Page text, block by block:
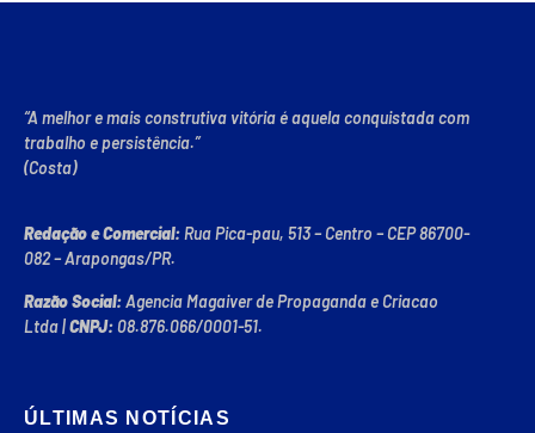
“A melhor e mais construtiva vitória é aquela conquistada com
trabalho e persistência.”
(Costa)
Redação e Comercial:Rua Pica-pau, 513 – Centro – CEP 86700-
082 – Arapongas/PR.
Razão Social:Agencia Magaiver de Propaganda e Criacao
Ltda|CNPJ:08.876.066/0001-51.
ÚLTIMAS NOTÍCIAS